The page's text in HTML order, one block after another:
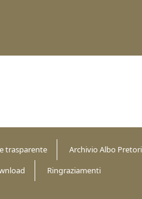
trasparente Archivio Albo
Ringraziamenti